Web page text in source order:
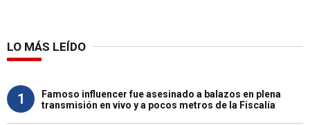
LO MÁS LEÍDO
1
Famoso influencer fue asesinado a balazos en plena
transmisión en vivo y a pocos metros de la Fiscalía